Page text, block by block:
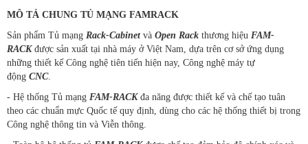
MÔ TẢ CHUNG TỦ MẠNG FAMRACK
Sản phẩm Tủ mạng Rack-Cabinetvà Open Rack thương hiệu FAM-
RACKđược sản xuất tại nhà máy ở Việt Nam, dựa trên cơ sở ứng dụng
những thiết kế Công nghệ tiên tiến hiện nay, Công nghệ máy tự
động CNC.
- Hệ thống Tủ mạng FAM-RACKđa năng được thiết kế và chế tạo tuân
theo các chuẩn mực Quốc tế quy định, dùng cho các hệ thống thiết bị trong
Công nghệ thông tin và Viễn thông.